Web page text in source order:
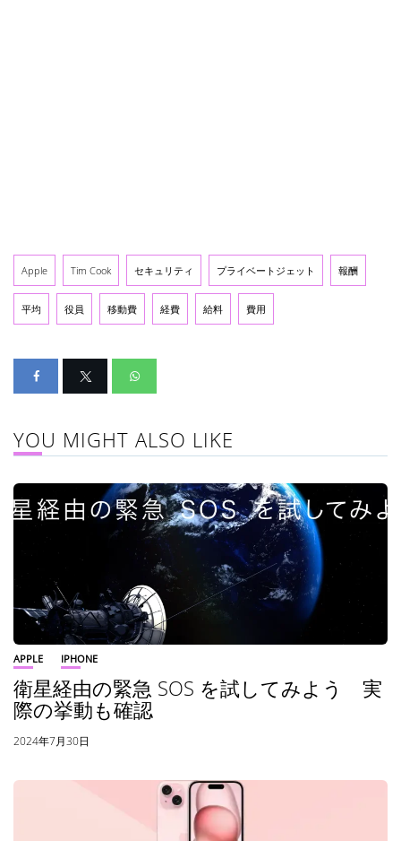
Apple Tim Cook セキュリティ プライベートジェット 報酬
平均 役員 移動費 経費 給料 費用
YOU MIGHT ALSO LIKE
APPLE IPHONE
衛星経由の緊急 SOS を試してみよう 実
際の挙動も確認
2024年7月30日